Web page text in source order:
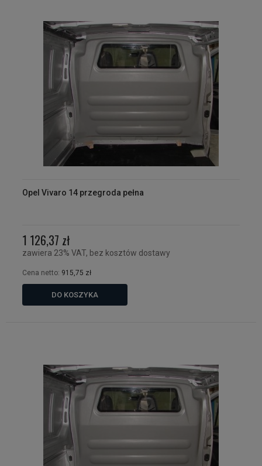
Opel Vivaro 14 przegroda pełna
1 126,37 zł
zawiera 23% VAT, bez kosztów dostawy
Cena netto: 915,75 zł
DO KOSZYKA